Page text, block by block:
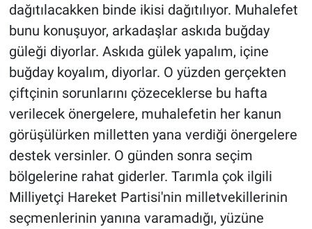
dağıtılacakken binde ikisi dağıtılıyor. Muhalefet
bunu konuşuyor, arkadaşlar askıda buğday
güleği diyorlar. Askıda gülek yapalım, içine
buğday koyalım, diyorlar. O yüzden gerçekten
çiftçinin sorunlarını çözeceklerse bu hafta
verilecek önergelere, muhalefetin her kanun
görüşülürken milletten yana verdiği önergelere
destek versinler. O günden sonra seçim
bölgelerine rahat giderler. Tarımla çok ilgili
Milliyetçi Hareket Partisi'nin milletvekillerinin
seçmenlerinin yanına varamadığı, yüzüne